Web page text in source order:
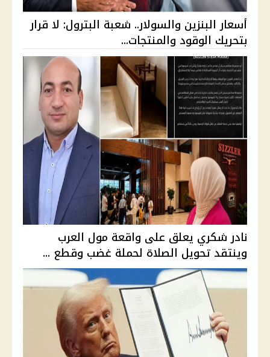
أسعار البنزين والسولار.. شعبة البترول: لا قرار
بتحريك الوقود والمنتجات...
نادر شكري يعلق على واقعة مول العرب
وينتقد تحويل الصلاة لحملة غضب وقطع ...